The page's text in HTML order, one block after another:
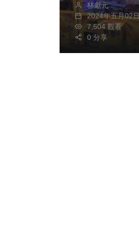
林獻元
2024年五月02日
7,504 觀看
0 分享